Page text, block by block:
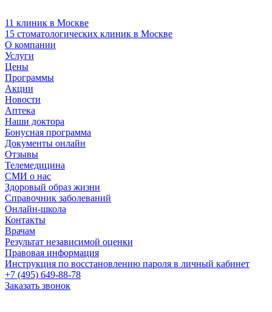
11 клиник в Москве
15 стоматологических клиник в Москве
О компании
Услуги
Цены
Программы
Акции
Новости
Аптека
Наши доктора
Бонусная программа
Документы онлайн
Отзывы
Телемедицина
СМИ о нас
Здоровый образ жизни
Справочник заболеваний
Онлайн-школа
Контакты
Врачам
Результат независимой оценки
Правовая информация
Инструкция по восстановлению пароля в личный кабинет
+7 (495) 649-88-78
Заказать звонок